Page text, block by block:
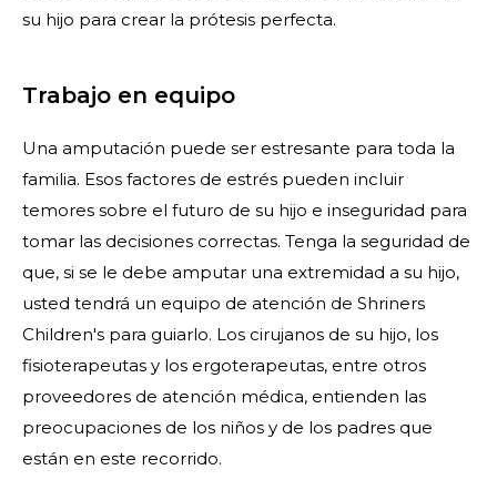
su hijo para crear la prótesis perfecta.
Trabajo en equipo
Una amputación puede ser estresante para toda la
familia. Esos factores de estrés pueden incluir
temores sobre el futuro de su hijo e inseguridad para
tomar las decisiones correctas. Tenga la seguridad de
que, si se le debe amputar una extremidad a su hijo,
usted tendrá un equipo de atención de Shriners
Children's para guiarlo. Los cirujanos de su hijo, los
fisioterapeutas y los ergoterapeutas, entre otros
proveedores de atención médica, entienden las
preocupaciones de los niños y de los padres que
están en este recorrido.